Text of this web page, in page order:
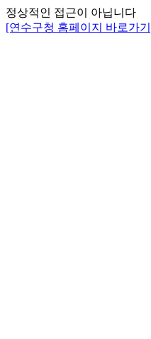
정상적인 접근이 아닙니다
[연수구청 홈페이지 바로가